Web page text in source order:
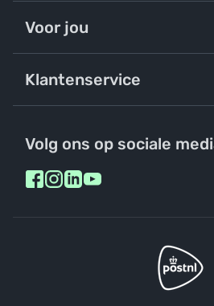
Voor jou
Klantenservice
Volg ons op sociale